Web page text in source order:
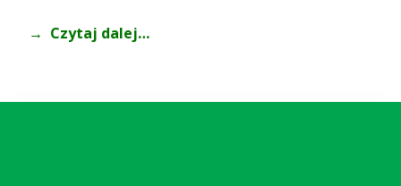
Czytaj dalej…